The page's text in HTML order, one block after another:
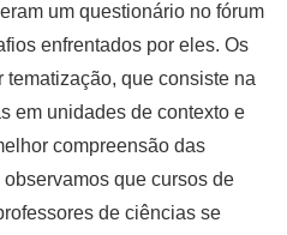
um questionário no fórum
enfrentados por eles. Os
que consiste na
em unidades de contexto e
compreensão das
que cursos de
de ciências se